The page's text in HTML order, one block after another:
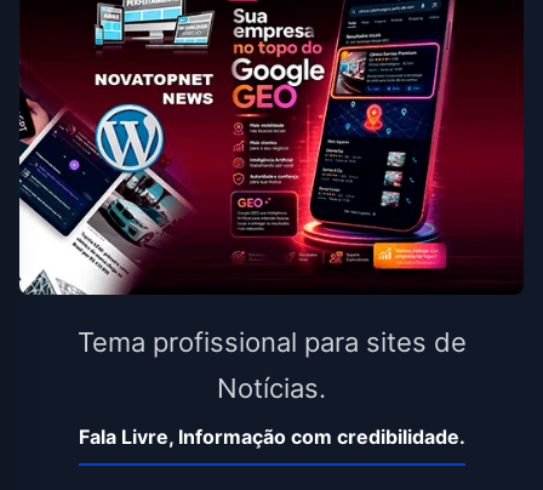
Tema profissional para sites de
Notícias.
Fala Livre, Informação com credibilidade.